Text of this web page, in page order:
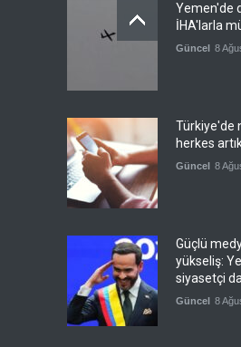
Yemen'de
İHA'larla
Güncel 8
Türkiye'de
herkes
Güncel 8
Güçlü
yükseliş:
siyasetçi
Güncel 8